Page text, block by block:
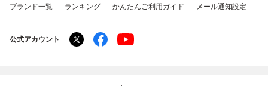
ブランド一覧 ランキング かんたんご利用ガイド メール通知設定
公式アカウント